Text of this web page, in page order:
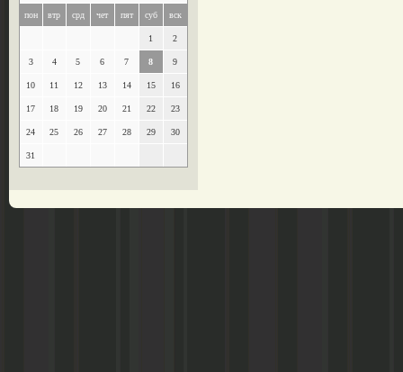
пон втр срд чет пят суб вск
1 2
3 4 5 6 7 8 9
10 11 12 13 14 15 16
17 18 19 20 21 22 23
24 25 26 27 28 29 30
31